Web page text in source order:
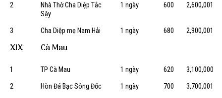
2
Nhà Thờ Cha Diệp Tắc
Sậy
1 ngày 600 2,600,001
3 Cha Diệp mẹ Nam Hải 1 ngày 680 2,900,001
XIX Cà Mau
1 TP Cà Mau 1 ngày 620
3,100,000
2
Hòn Đá Bạc Sông Đốc 1 ngày 700
3,700,001